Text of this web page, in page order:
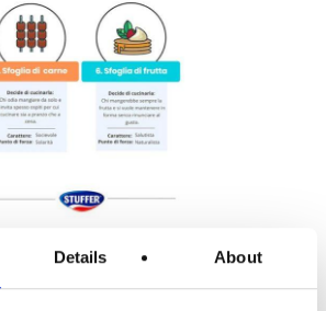
Details About